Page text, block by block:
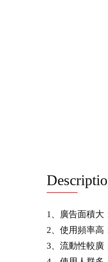
1、廣告面積大
2、使用頻率高
3、流動性較廣